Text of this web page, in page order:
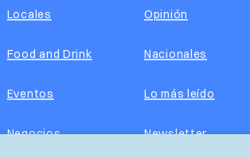
Locales
Food and Drink
Eventos
Negocios
Opinión
Nacionales
Lo más leído
Newsletter